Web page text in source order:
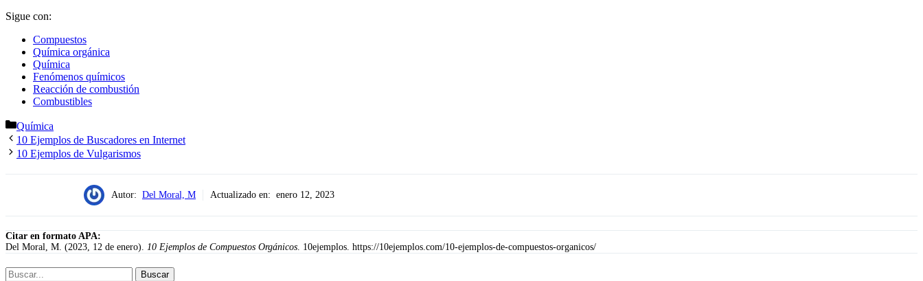
Sigue con:
Compuestos
Química orgánica
Química
Fenómenos químicos
Reacción de combustión
Combustibles
Categorías
Química
10 Ejemplos de Buscadores en Internet
10 Ejemplos de Vulgarismos
Autor: Del Moral, M Actualizado en: enero 12, 2023
Citar en formato APA:
Del Moral, M. (2023, 12 de enero). 10 Ejemplos de Compuestos Orgánicos. 10ejemplos. https://10ejemplos.com/10-ejemplos-de-compuestos-organicos/
Buscar: